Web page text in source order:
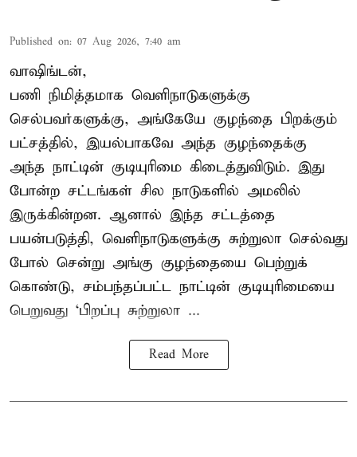
Published on: 07 Aug 2026, 7:40 am
வாஷிங்டன்,
பணி நிமித்தமாக வெளிநாடுகளுக்கு
செல்பவர்களுக்கு, அங்கேயே குழந்தை பிறக்கும்
பட்சத்தில், இயல்பாகவே அந்த குழந்தைக்கு
அந்த நாட்டின் குடியுரிமை கிடைத்துவிடும். இது
போன்ற சட்டங்கள் சில நாடுகளில் அமலில்
இருக்கின்றன. ஆனால் இந்த சட்டத்தை
பயன்படுத்தி, வெளிநாடுகளுக்கு சுற்றுலா செல்வது
போல் சென்று அங்கு குழந்தையை பெற்றுக்
கொண்டு, சம்பந்தப்பட்ட நாட்டின் குடியுரிமையை
பெறுவது ‘பிறப்பு சுற்றுலா ...
Read More